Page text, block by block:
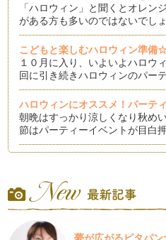
「ハロウィン」と聞くとオレン
がある方も多いのではないでし
こどもと楽しむハロウィン準備
１０月に入り、いよいよハロ
回に引き続きハロウィンのパー
ハロウィンにオススメ！パーテ
朝晩はすっかり涼しくなり秋め
節はパーティーイベントが目白
SNSで一際目を引くオシャレな
まいますよね。そんなフォトジェ
１００均アイテムでオシャレ度